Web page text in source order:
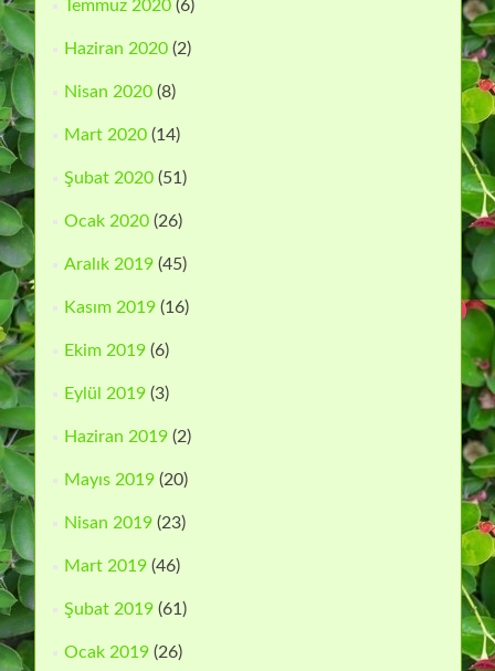
Temmuz 2020 (6)
Haziran 2020 (2)
Nisan 2020 (8)
Mart 2020 (14)
Şubat 2020 (51)
Ocak 2020 (26)
Aralık 2019 (45)
Kasım 2019 (16)
Ekim 2019 (6)
Eylül 2019 (3)
Haziran 2019 (2)
Mayıs 2019 (20)
Nisan 2019 (23)
Mart 2019 (46)
Şubat 2019 (61)
Ocak 2019 (26)